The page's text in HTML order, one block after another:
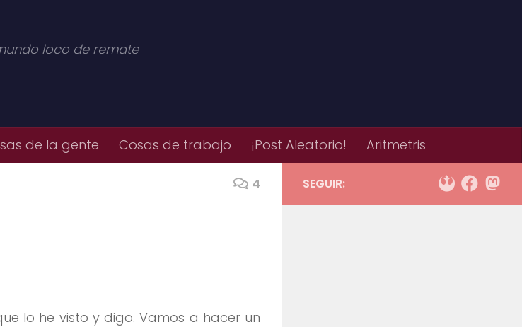
loco de remate
de la gente Cosas de trabajo ¡Post Aleatorio! Aritmetris
4
lo he visto y digo. Vamos a hacer un
SEGUIR: